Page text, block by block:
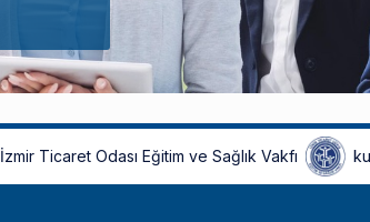
İzmir Ticaret Odası Eğitim ve Sağlık Vakfı